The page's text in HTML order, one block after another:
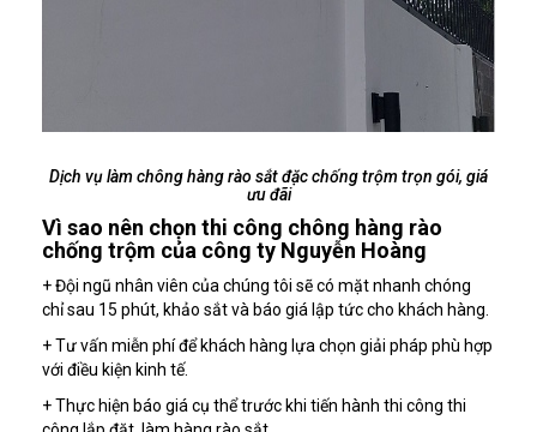
Dịch vụ làm chông hàng rào sắt đặc chống trộm trọn gói, giá
ưu đãi
Vì sao nên chọn thi công chông hàng rào
chống trộm của công ty Nguyễn Hoàng
+ Đội ngũ nhân viên của chúng tôi sẽ có mặt nhanh chóng
chỉ sau 15 phút, khảo sắt và báo giá lập tức cho khách hàng.
+ Tư vấn miễn phí để khách hàng lựa chọn giải pháp phù hợp
với điều kiện kinh tế.
+ Thực hiện báo giá cụ thể trước khi tiến hành thi công thi